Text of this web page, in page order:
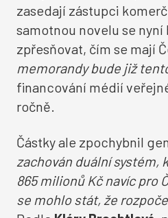
zasedají zástupci
samotnou novelu se
zpřesňovat, čím se mají
memorandy bude již
financování médií
ročně.
Částky ale zpochybnil
zachován duální systém,
865 milionů Kč navíc pro
se mohlo stát, že